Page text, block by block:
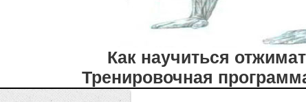
Как научиться
Тренировочная